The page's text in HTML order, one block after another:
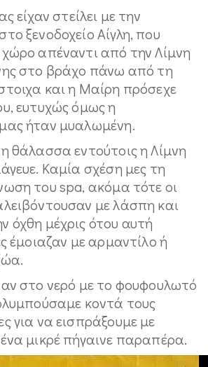
είχαν στείλει με την
ξενοδοχείο Αίγλη, που
απέναντι από την Λίμνη
στο βράχο πάνω από τη
και η Μαίρη πρόσεχε
ευτυχώς όμως η
ήταν μυαλωμένη.
θάλασσα εντούτοις η Λίμνη
Καμία σχέση μες τη
του spa, ακόμα τότε οι
με λάσπη και
όχθη μέχρις ότου αυτή
έμοιαζαν με αρμαντίλο ή
στο νερό με το φουφουλωτό
κοντά τους
για να εισπράξουμε με
μικρέ πήγαινε παραπέρα.